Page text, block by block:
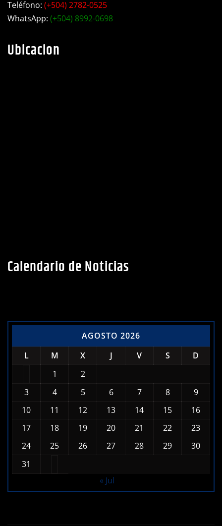
Teléfono: (+504) 2782-0525
WhatsApp: (+504) 8992-0698
Ubicacion
Calendario de Noticias
AGOSTO 2026
L
M X J V S
D
1
2
3
4 5 6 7 8
9
10
11 12 13 14 15
16
17
18 19 20 21 22
23
24
25 26 27 28 29
30
31
« Jul